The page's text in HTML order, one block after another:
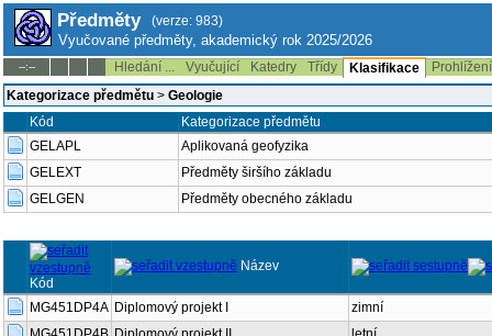
Předměty (verze: 983)
Vyučované předměty, akademický rok 2025/2026
--:-- Hledání ... Vyučující Katedry Třídy Klasifikace
Kategorizace předmětu > Geologie
Kód
Kategorizace předmětu
GELAPL
Aplikovaná geofyzika
GELEXT
Předměty širšího základu
GELGEN
Předměty obecného základu
Kód
Název
MG451DP4A Diplomový projekt I
zimní